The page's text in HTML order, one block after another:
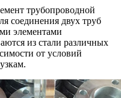
трубопроводной
соединения двух труб
элементами
из стали различных
от условий